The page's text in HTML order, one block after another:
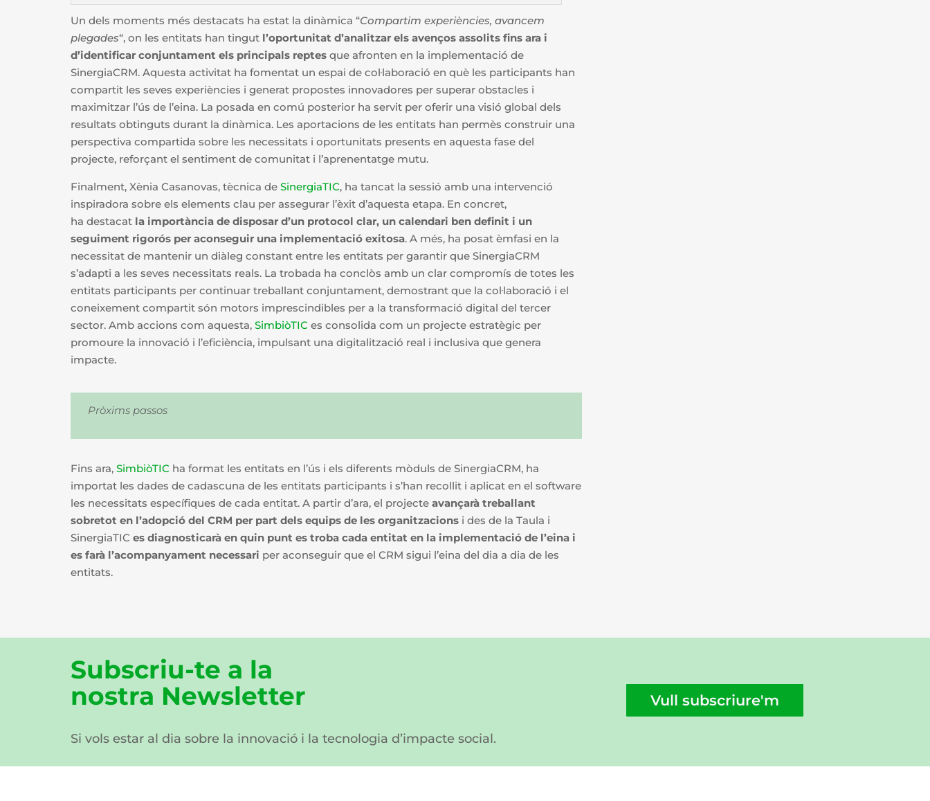
Un dels moments més destacats ha estat la dinàmica “Compartim experiències, avancem
plegades“, on les entitats han tingut l’oportunitat d’analitzar els avenços assolits fins ara i
d’identificar conjuntament els principals reptes que afronten en la implementació de
SinergiaCRM. Aquesta activitat ha fomentat un espai de col·laboració en què les participants han
compartit les seves experiències i generat propostes innovadores per superar obstacles i
maximitzar l’ús de l’eina. La posada en comú posterior ha servit per oferir una visió global dels
resultats obtinguts durant la dinàmica. Les aportacions de les entitats han permès construir una
perspectiva compartida sobre les necessitats i oportunitats presents en aquesta fase del
projecte, reforçant el sentiment de comunitat i l’aprenentatge mutu.
Finalment, Xènia Casanovas, tècnica de SinergiaTIC, ha tancat la sessió amb una intervenció
inspiradora sobre els elements clau per assegurar l’èxit d’aquesta etapa. En concret,
ha destacat la importància de disposar d’un protocol clar, un calendari ben definit i un
seguiment rigorós per aconseguir una implementació exitosa. A més, ha posat èmfasi en la
necessitat de mantenir un diàleg constant entre les entitats per garantir que SinergiaCRM
s’adapti a les seves necessitats reals. La trobada ha conclòs amb un clar compromís de totes les
entitats participants per continuar treballant conjuntament, demostrant que la col·laboració i el
coneixement compartit són motors imprescindibles per a la transformació digital del tercer
sector. Amb accions com aquesta, SimbiòTIC es consolida com un projecte estratègic per
promoure la innovació i l’eficiència, impulsant una digitalització real i inclusiva que genera
impacte.
Pròxims passos
Fins ara, SimbiòTIC ha format les entitats en l’ús i els diferents mòduls de SinergiaCRM, ha
importat les dades de cadascuna de les entitats participants i s’han recollit i aplicat en el software
les necessitats específiques de cada entitat. A partir d’ara, el projecte avançarà treballant
sobretot en l’adopció del CRM per part dels equips de les organitzacions i des de la Taula i
SinergiaTIC es diagnosticarà en quin punt es troba cada entitat en la implementació de l’eina i
es farà l’acompanyament necessari per aconseguir que el CRM sigui l’eina del dia a dia de les
entitats.
Subscriu-te a la
nostra Newsletter
Si vols estar al dia sobre la innovació i la tecnologia d’impacte social.
Vull subscriure'm